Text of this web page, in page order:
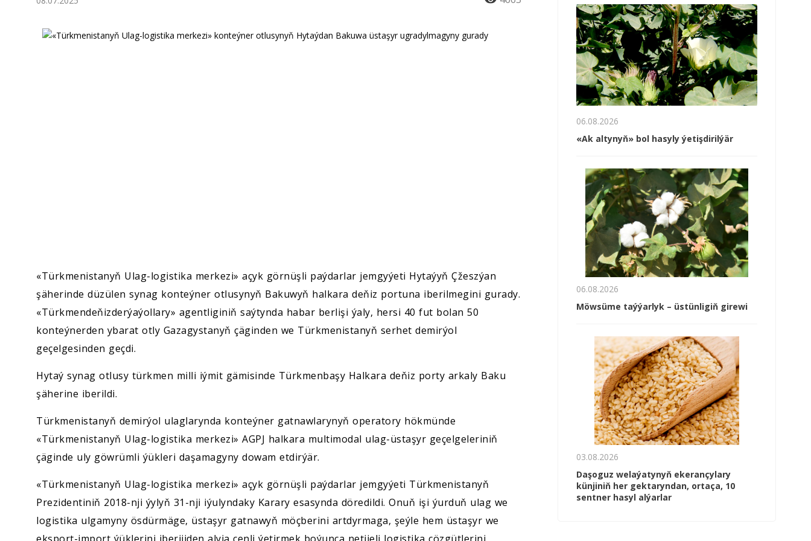
Jemgyýet
«Türkmenistanyň Ulag-logistika merkezi» açyk görnüşli paýdarlar jemgyýeti Hytaýyň Çžeszýan
şäherinde düzülen synag konteýner otlusynyň Bakuwyň halkara deňiz portuna iberilmegini gurady.
«Türkmendeňizderýaýollary» agentliginiň saýtynda habar berlişi ýaly, hersi 40 fut bolan 50
konteýnerden ybarat otly Gazagystanyň çäginden we Türkmenistanyň serhet demirýol
geçelgesinden geçdi.
Hytaý synag otlusy türkmen milli iýmit gämisinde Türkmenbaşy Halkara deňiz porty arkaly Baku
şäherine iberildi.
Türkmenistanyň demirýol ulaglarynda konteýner gatnawlarynyň operatory hökmünde
«Türkmenistanyň Ulag-logistika merkezi» AGPJ halkara multimodal ulag-üstaşyr geçelgeleriniň
çäginde uly göwrümli ýükleri daşamagyny dowam etdirýär.
«Türkmenistanyň Ulag-logistika merkezi» açyk görnüşli paýdarlar jemgyýeti Türkmenistanyň
Prezidentiniň 2018-nji ýylyň 31-nji iýulyndaky Karary esasynda döredildi. Onuň işi ýurduň ulag we
logistika ulgamyny ösdürmäge, üstaşyr gatnawyň möçberini artdyrmaga, şeýle hem üstaşyr we
06.08.2026
«Ak altynyň» bol hasyly ýetişdirilýär
06.08.2026
Möwsüme taýýarlyk – üstünligiň girewi
03.08.2026
Daşoguz welaýatynyň ekerançylary
künjiniň her gektaryndan, ortaça, 10
sentner hasyl alýarlar